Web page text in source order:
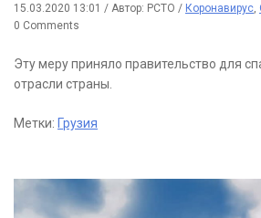
15.03.2020 13:01 / Автор: РСТО / Коронавирус
0 Comments
Эту меру приняло правительство для
отрасли страны.
Метки: Грузия